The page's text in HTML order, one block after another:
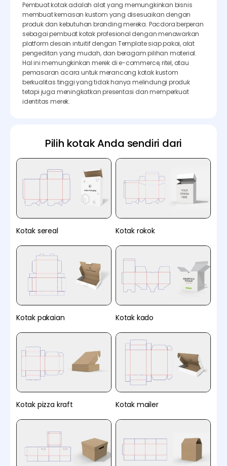
Pembuat kotak adalah alat yang memungkinkan bisnis
membuat kemasan kustom yang disesuaikan dengan
produk dan kebutuhan branding mereka. Pacdora berperan
sebagai pembuat kotak profesional dengan menawarkan
platform desain intuitif dengan Template siap pakai, alat
pengeditan yang mudah, dan beragam pilihan material.
Hal ini memungkinkan merek di e-commerce, ritel, atau
pemasaran acara untuk merancang kotak kustom
berkualitas tinggi yang tidak hanya melindungi produk
tetapi juga meningkatkan presentasi dan memperkuat
identitas merek.
Pilih kotak Anda sendiri dari
Kotak sereal Kotak rokok
Kotak pakaian Kotak kado
Kotak pizza kraft Kotak mailer